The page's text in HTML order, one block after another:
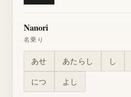
Nanori
名乗り
あせ あたらし し
につ よし